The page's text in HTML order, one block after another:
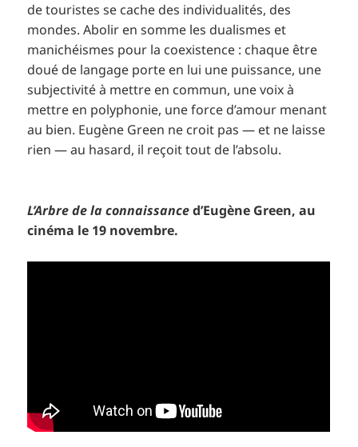
de touristes se cache des individualités, des
mondes. Abolir en somme les dualismes et
manichéismes pour la coexistence : chaque être
doué de langage porte en lui une puissance, une
subjectivité à mettre en commun, une voix à
mettre en polyphonie, une force d’amour menant
au bien. Eugène Green ne croit pas — et ne laisse
rien — au hasard, il reçoit tout de l’absolu.
L’Arbre de la connaissanced’Eugène Green, au
cinéma le 19 novembre.